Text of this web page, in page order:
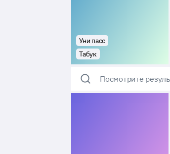
Уни пасс
Табук
Посмотрите